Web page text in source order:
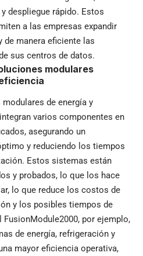
despliegue rápido. Estos
a las empresas expandir
de manera eficiente las
sus centros de datos.
modulares
de energía y
varios componentes en
asegurando un
y reduciendo los tiempos
Estos sistemas están
y probados, lo que los hace
lo que reduce los costos de
y los posibles tiempos de
FusionModule2000, por ejemplo,
de energía, refrigeración y
mayor eficiencia operativa,